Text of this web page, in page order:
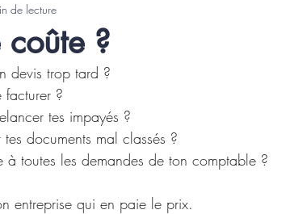
?
de lecture
devis trop tard ?
?
tes impayés ?
documents mal classés ?
toutes les demandes de ton comptable ?
entreprise qui en paie le prix.